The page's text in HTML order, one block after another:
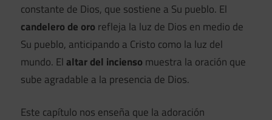
constante de Dios, que sostiene a Su pueblo. El
candelero de oro refleja la luz de Dios en medio de
Su pueblo, anticipando a Cristo como la luz del
mundo. Elaltar del incienso muestra la oración que
sube agradable a la presencia de Dios.
Este capítulo nos enseña que la adoración